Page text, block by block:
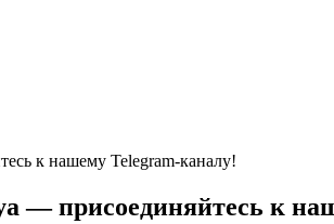
к нашему Telegram-каналу!
— присоединяйтесь к